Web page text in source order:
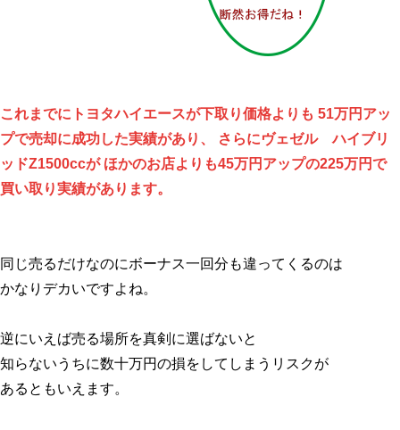
これまでにトヨタハイエースが下取り価格よりも 51万円アッ
プで売却に成功した実績があり、 さらにヴェゼル ハイブリ
ッドZ1500ccが ほかのお店よりも45万円アップの225万円で
買い取り実績があります。
同じ売るだけなのにボーナス一回分も違ってくるのは
かなりデカいですよね。
逆にいえば売る場所を真剣に選ばないと
知らないうちに数十万円の損をしてしまうリスクが
あるともいえます。